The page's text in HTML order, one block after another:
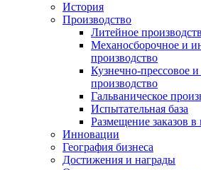
История
Производство
Литейное
Механосборочное и
производство
Кузнечно-прессовое
производство
Гальваническое
Испытательная база
Размещение заказов в
Инновации
География бизнеса
Достижения и награды